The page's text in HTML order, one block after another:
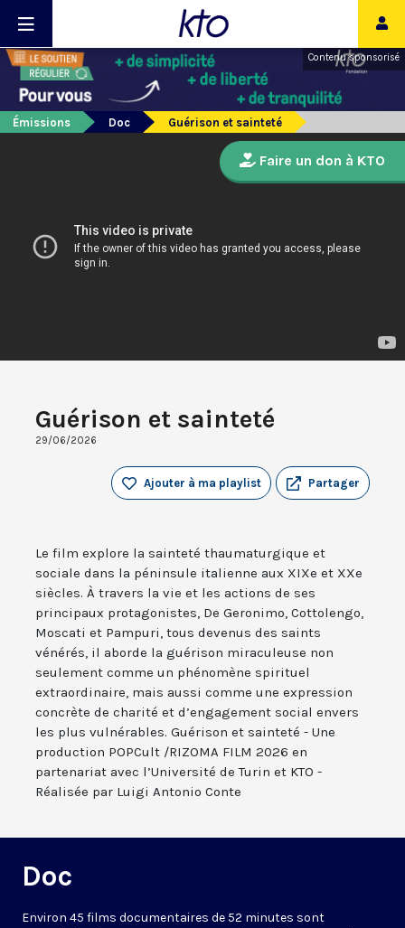
Contenu sponsorisé
Émissions Doc Guérison et sainteté
Guérison et sainteté
29/06/2026
Partager
Ajouter à ma playlist
Le film explore la sainteté thaumaturgique et
sociale dans la péninsule italienne aux XIXe et XXe
siècles. À travers la vie et les actions de ses
principaux protagonistes, De Geronimo, Cottolengo,
Moscati et Pampuri, tous devenus des saints
vénérés, il aborde la guérison miraculeuse non
seulement comme un phénomène spirituel
extraordinaire, mais aussi comme une expression
concrète de charité et d’engagement social envers
les plus vulnérables. Guérison et sainteté - Une
production POPCult /RIZOMA FILM 2026 en
partenariat avec l’Université de Turin et KTO -
Réalisée par Luigi Antonio Conte
Doc
Environ 45 films documentaires de 52 minutes sont
Faire un don à KTO